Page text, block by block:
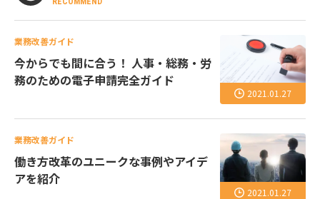
2021.01.27
業務改善ガイド
今からでも間に合う！ 人事・総務・労
務のための電子申請完全ガイド
2021.01.27
業務改善ガイド
働き方改革のユニークな事例やアイデ
アを紹介